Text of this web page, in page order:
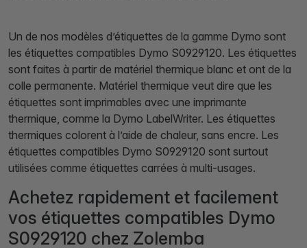
Un de nos modèles d’étiquettes de la gamme Dymo sont
les étiquettes compatibles Dymo S0929120. Les étiquettes
sont faites à partir de matériel thermique blanc et ont de la
colle permanente. Matériel thermique veut dire que les
étiquettes sont imprimables avec une imprimante
thermique, comme la Dymo LabelWriter. Les étiquettes
thermiques colorent à l’aide de chaleur, sans encre. Les
étiquettes compatibles Dymo S0929120 sont surtout
utilisées comme étiquettes carrées à multi-usages.
Achetez rapidement et facilement
vos étiquettes compatibles Dymo
S0929120 chez Zolemba